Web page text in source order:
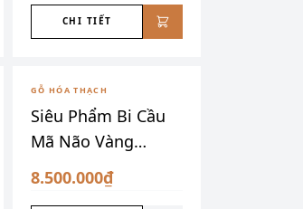
CHI TIẾT
ĐÃ SƯU TẦM
GỖ HÓA THẠCH
Siêu Phẩm Bi Cầu
Mã Não Vàng
Chanh
8.500.000₫